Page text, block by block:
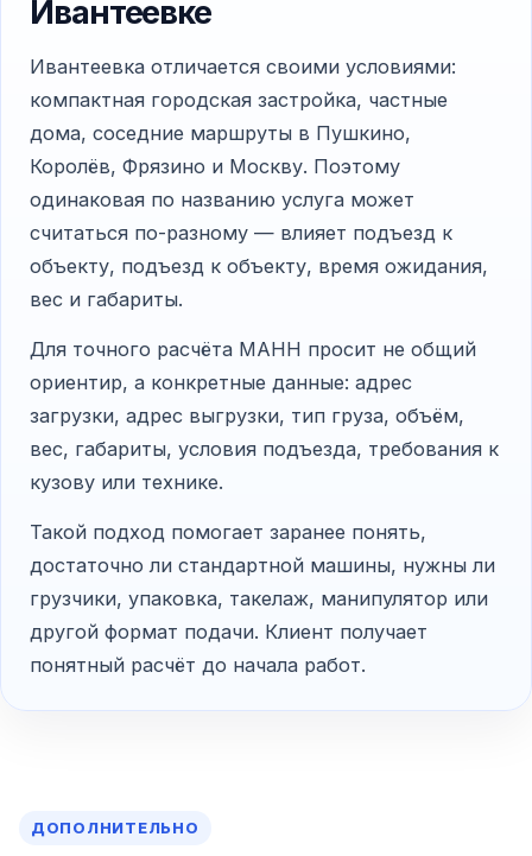
Ивантеевке
Ивантеевка отличается своими условиями:
компактная городская застройка, частные
дома, соседние маршруты в Пушкино,
Королёв, Фрязино и Москву. Поэтому
одинаковая по названию услуга может
считаться по-разному — влияет подъезд к
объекту, подъезд к объекту, время ожидания,
вес и габариты.
Для точного расчёта МАНН просит не общий
ориентир, а конкретные данные: адрес
загрузки, адрес выгрузки, тип груза, объём,
вес, габариты, условия подъезда, требования к
кузову или технике.
Такой подход помогает заранее понять,
достаточно ли стандартной машины, нужны ли
грузчики, упаковка, такелаж, манипулятор или
другой формат подачи. Клиент получает
понятный расчёт до начала работ.
ДОПОЛНИТЕЛЬНО